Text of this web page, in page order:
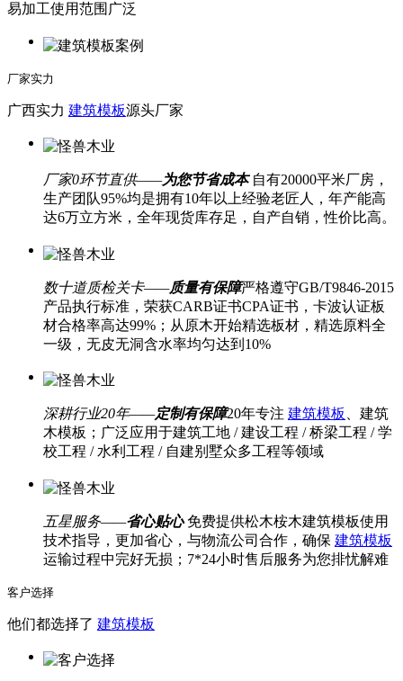
易加工使用范围广泛
厂家实力
广西实力 建筑模板源头厂家
厂家0环节直供——为您节省成本 自有20000平米厂房，
生产团队95%均是拥有10年以上经验老匠人，年产能高
达6万立方米，全年现货库存足，自产自销，性价比高。
数十道质检关卡——质量有保障严格遵守GB/T9846-2015
产品执行标准，荣获CARB证书CPA证书，卡波认证板
材合格率高达99%；从原木开始精选板材，精选原料全
一级，无皮无洞含水率均匀达到10%
深耕行业20年——定制有保障20年专注 建筑模板
、建筑
木模板；广泛应用于建筑工地 / 建设工程 / 桥梁工程 / 学
校工程 / 水利工程 / 自建别墅众多工程等领域
五星服务——省心贴心 免费提供松木桉木建筑模板使用
技术指导，更加省心，与物流公司合作，确保 建筑模板
运输过程中完好无损；7*24小时售后服务为您排忧解难
客户选择
他们都选择了 建筑模板